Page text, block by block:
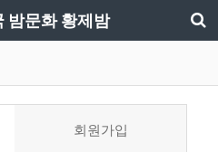
밤문화 황제밤
회원가입